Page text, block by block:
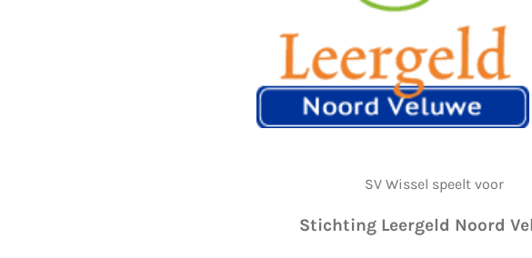
SV Wissel speelt voor
Stichting Leergeld Noord